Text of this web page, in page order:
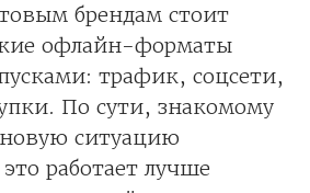
брендам стоит
офлайн-форматы
трафик, соцсети,
По сути, знакомому
ситуацию
работает лучше